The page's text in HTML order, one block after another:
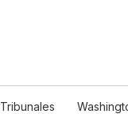
Tribunales